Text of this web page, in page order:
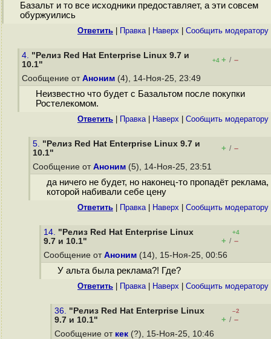
Базальт и то все исходники предоставляет, а эти совсем
обуржуились
Ответить Правка| Наверх Cообщить модератору
4. "Релиз Red Hat Enterprise Linux 9.7 и
10.1"
+4 + / –
Сообщение от Аноним (4), 14-Ноя-25, 23:49
Неизвестно что будет с Базальтом после покупки
Ростелекомом.
Ответить Правка| Наверх Cообщить модератору
5. "Релиз Red Hat Enterprise Linux 9.7 и
10.1"
+ / –
Сообщение от Аноним (5), 14-Ноя-25, 23:51
да ничего не будет, но наконец-то пропадёт реклама,
которой набивали себе цену
Ответить Правка| Наверх Cообщить модератору
14. "Релиз Red Hat Enterprise Linux
9.7 и 10.1"
+4
+ / –
Сообщение от Аноним (14), 15-Ноя-25, 00:56
У альта была реклама?! Где?
Ответить Правка| Наверх Cообщить модератору
36. "Релиз Red Hat Enterprise Linux
9.7 и 10.1"
–2
+ / –
Сообщение от кек (?), 15-Ноя-25, 10:46